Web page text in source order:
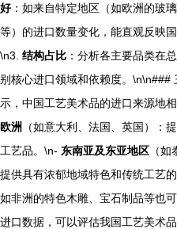
好：如来自特定地区（如欧洲的玻
等）的进口数量变化，能直观反映
\n3. 结构占比 ：分析各主要品类在
别核心进口领域和依赖度。\n\n###
示，中国工艺美术品的进口来源地
欧洲
（如意大利、法国、英国）：
工艺品。\n- 东南亚及东亚地区 （
提供具有浓郁地域特色和传统工艺
如非洲的特色木雕、宝石制品等也
进口数据，可以评估我国工艺美术